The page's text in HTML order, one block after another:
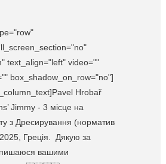
text_align="left" video=""
box_shadow_on_row="no"]
Hrobař
Jimmy - 3 місце на
з Дресирування (норматив
Греція. Дякую за
пишаюся вашими